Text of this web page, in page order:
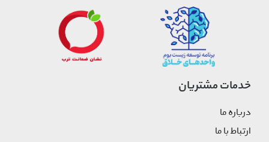
خدمات مشتریان
درباره ما
ارتباط با ما